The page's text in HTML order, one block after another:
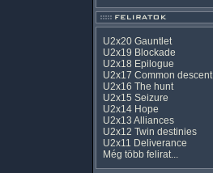
U2x20 Gauntlet
U2x19 Blockade
U2x18 Epilogue
U2x17 Common descent
U2x16 The hunt
U2x15 Seizure
U2x14 Hope
U2x13 Alliances
U2x12 Twin destinies
U2x11 Deliverance
Még több felirat...